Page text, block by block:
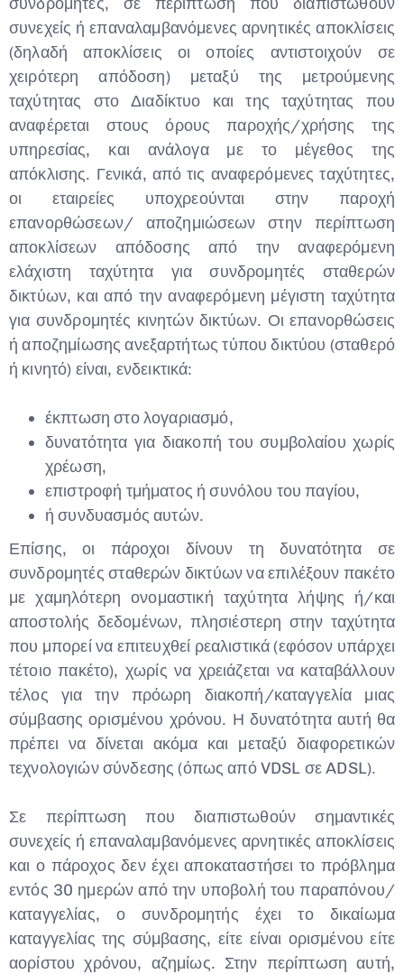
συνεχείς ή επαναλαμβανόμενες αρνητικές αποκλίσεις
(δηλαδή αποκλίσεις οι οποίες αντιστοιχούν σε
χειρότερη απόδοση) μεταξύ της μετρούμενης
ταχύτητας στο Διαδίκτυο και της ταχύτητας που
αναφέρεται στους όρους παροχής/χρήσης της
υπηρεσίας, και ανάλογα με το μέγεθος της
απόκλισης. Γενικά, από τις αναφερόμενες ταχύτητες,
οι εταιρείες υποχρεούνται στην παροχή
επανορθώσεων/ αποζημιώσεων στην περίπτωση
αποκλίσεων απόδοσης από την αναφερόμενη
ελάχιστη ταχύτητα για συνδρομητές σταθερών
δικτύων, και από την αναφερόμενη μέγιστη ταχύτητα
για συνδρομητές κινητών δικτύων. Οι επανορθώσεις
ή αποζημίωσης ανεξαρτήτως τύπου δικτύου (σταθερό
ή κινητό) είναι, ενδεικτικά:
έκπτωση στο λογαριασμό,
δυνατότητα για διακοπή του συμβολαίου χωρίς
χρέωση,
επιστροφή τμήματος ή συνόλου του παγίου,
ή συνδυασμός αυτών.
Επίσης, οι πάροχοι δίνουν τη δυνατότητα σε
συνδρομητές σταθερών δικτύων να επιλέξουν πακέτο
με χαμηλότερη ονομαστική ταχύτητα λήψης ή/και
αποστολής δεδομένων, πλησιέστερη στην ταχύτητα
που μπορεί να επιτευχθεί ρεαλιστικά (εφόσον υπάρχει
τέτοιο πακέτο), χωρίς να χρειάζεται να καταβάλλουν
τέλος για την πρόωρη διακοπή/καταγγελία μιας
σύμβασης ορισμένου χρόνου. Η δυνατότητα αυτή θα
πρέπει να δίνεται ακόμα και μεταξύ διαφορετικών
τεχνολογιών σύνδεσης (όπως από VDSL σε ADSL).
Σε περίπτωση που διαπιστωθούν σημαντικές
συνεχείς ή επαναλαμβανόμενες αρνητικές αποκλίσεις
και ο πάροχος δεν έχει αποκαταστήσει το πρόβλημα
εντός 30 ημερών από την υποβολή του παραπόνου/
καταγγελίας, ο συνδρομητής έχει το δικαίωμα
καταγγελίας της σύμβασης, είτε είναι ορισμένου είτε
αορίστου χρόνου, αζημίως. Στην περίπτωση αυτή,